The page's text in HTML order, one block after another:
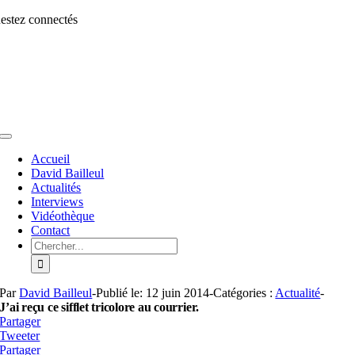
Allerconnectés
Toggle
NavigationAccueil
David Bailleul
Actualités
Interviews
Vidéothèque
Contact
Rechercher:
ParDavid Bailleul-Publié le: 12 juin 2014-Catégories : Actualité-
J’ai reçu ce sifflet tricolore au courrier.
Partager
Tweeter
Partager